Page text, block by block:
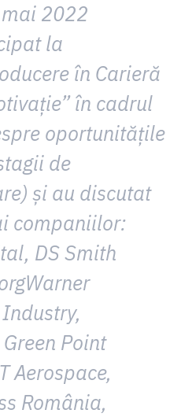
2022
la
în Carieră
în cadrul
oportunitățile
de
și au discutat
companiilor:
DS Smith
Point
Aerospace,
România,